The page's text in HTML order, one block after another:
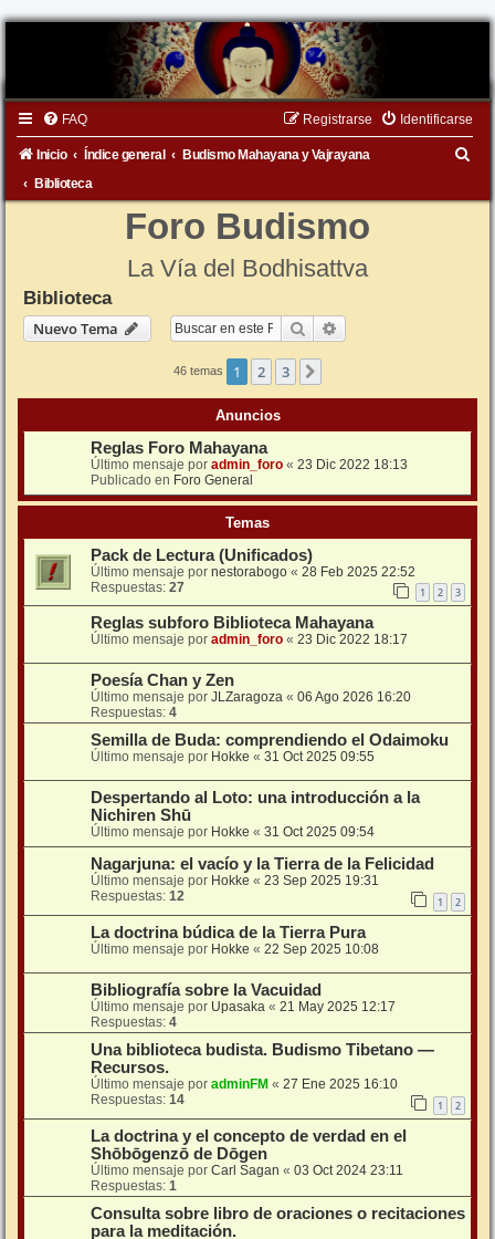
FAQ Identificarse
Registrarse
Inicio Índice general
Budismo Mahayana y Vajrayana
Biblioteca
Foro Budismo
La Vía del Bodhisattva
Biblioteca
Nuevo Tema
Buscar
46 temas 1 2 3
Anuncios
Reglas Foro Mahayana
Último mensaje por admin_foro « 23 Dic 2022 18:13
Publicado en Foro General
Temas
Pack de Lectura (Unificados)
Último mensaje por nestorabogo « 28 Feb 2025 22:52
Respuestas: 27 1 2 3
Reglas subforo Biblioteca Mahayana
Último mensaje por admin_foro « 23 Dic 2022 18:17
Poesía Chan y Zen
Último mensaje por JLZaragoza « 06 Ago 2026 16:20
Respuestas: 4
Semilla de Buda: comprendiendo el Odaimoku
Último mensaje por Hokke « 31 Oct 2025 09:55
Despertando al Loto: una introducción a la
Nichiren Shū
Último mensaje por Hokke « 31 Oct 2025 09:54
Nagarjuna: el vacío y la Tierra de la Felicidad
Último mensaje por Hokke « 23 Sep 2025 19:31
Respuestas: 12 1 2
La doctrina búdica de la Tierra Pura
Último mensaje por Hokke « 22 Sep 2025 10:08
Bibliografía sobre la Vacuidad
Último mensaje por Upasaka « 21 May 2025 12:17
Respuestas: 4
Una biblioteca budista. Budismo Tibetano —
Recursos.
Último mensaje por adminFM « 27 Ene 2025 16:10
Respuestas: 14 1 2
La doctrina y el concepto de verdad en el
Shōbōgenzō de Dōgen
Último mensaje por Carl Sagan « 03 Oct 2024 23:11
Respuestas: 1
Consulta sobre libro de oraciones o recitaciones
para la meditación.